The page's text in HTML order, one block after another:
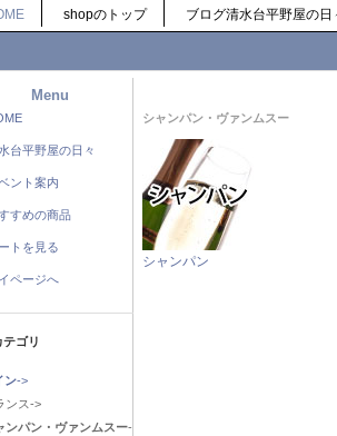
shopのトップ ブログ清水台平野屋の日
Menu
台平野屋の日々
ント案内
すめの商品
トを見る
ページへ
ゴリ
ン->
ンス->
ンパン・ヴァンムスー-
シャンパン・ヴァンムスー
シャンパン